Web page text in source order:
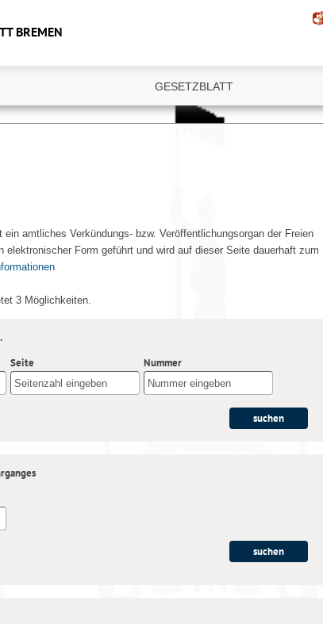
BREMEN
GESETZBLATT
amtliches Verkündungs- bzw. Veröffentlichungsorgan der Freien
elektronischer Form geführt und wird auf dieser Seite dauerhaft zum
3 Möglichkeiten.
Seite Nummer